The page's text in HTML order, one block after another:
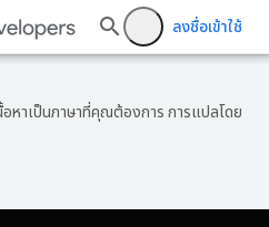
ลงชื่อเข้าใช้
อหาเป็นภาษาที่คุณต้องการ การแปลโดย